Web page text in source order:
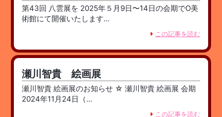
第43回 八雲展を 2025年５月9日〜14日の会期でO美
術館にて開催いたします...
この記事を読む
瀬川智貴 絵画展
瀬川智貴 絵画展のお知らせ ☆ 瀬川智貴 絵画展 会期
2024年11月24日（...
この記事を読む